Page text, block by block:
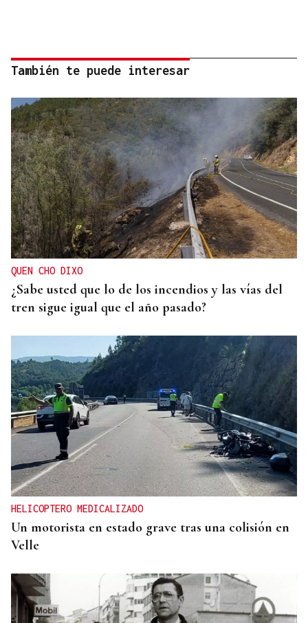
También te puede interesar
QUEN CHO DIXO
¿Sabe usted que lo de los incendios y las vías del
tren sigue igual que el año pasado?
HELICOPTERO MEDICALIZADO
Un motorista en estado grave tras una colisión en
Velle